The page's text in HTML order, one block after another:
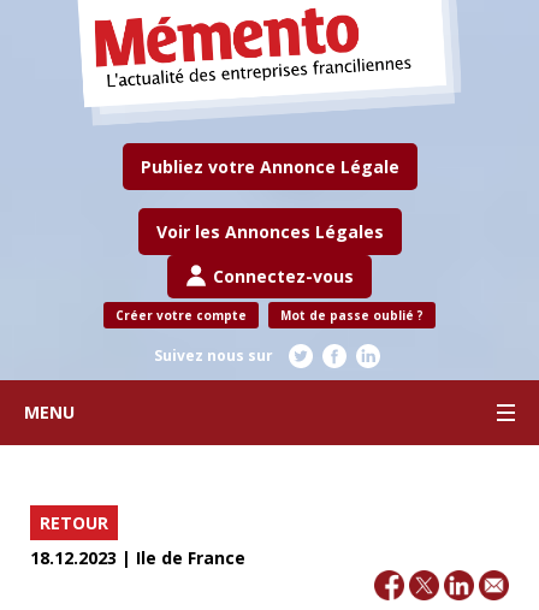
Publiez votre Annonce Légale
Voir les Annonces Légales
Connectez-vous
Créer votre compte Mot de passe oublié ?
Suivez nous sur
MENU
RETOUR
18.12.2023 | Ile de France